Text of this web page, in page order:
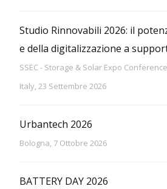
Studio Rinnovabili 2026: il
e della digitalizzazione a
SSEC - Storage & Solar Expo
Italy, 23 Settembre 2026
Urbantech 2026
Bologna, 7 Ottobre 2026
BATTERY DAY 2026